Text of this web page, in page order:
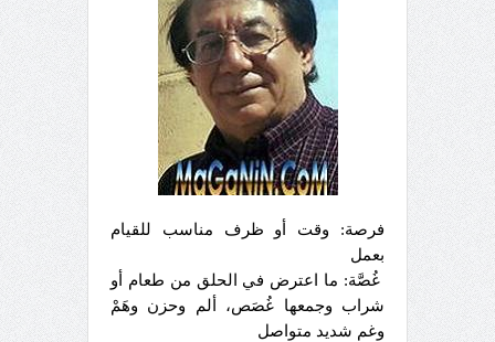
فرصة: وقت أو ظرف مناسب للقيام
بعمل
غُصَّة: ما اعترض في الحلق من طعام أو
شراب وجمعها غُصَص، ألم وحزن وهَمْ
وغم شديد متواصل